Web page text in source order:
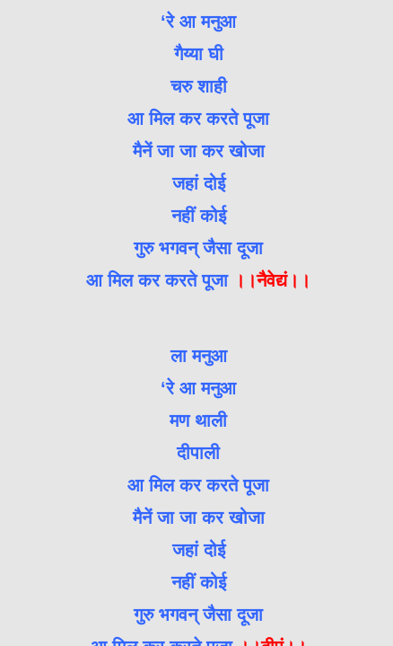
‘रे आ मनुआ
गैय्या घी
चरु शाही
आ मिल कर करते पूजा
मैनें जा जा कर खोजा
जहां दोई
नहीं कोई
गुरु भगवन् जैसा दूजा
आ मिल कर करते पूजा ।।नैवेद्यं।।
ला मनुआ
‘रे आ मनुआ
मण थाली
दीपाली
आ मिल कर करते पूजा
मैनें जा जा कर खोजा
जहां दोई
नहीं कोई
गुरु भगवन् जैसा दूजा